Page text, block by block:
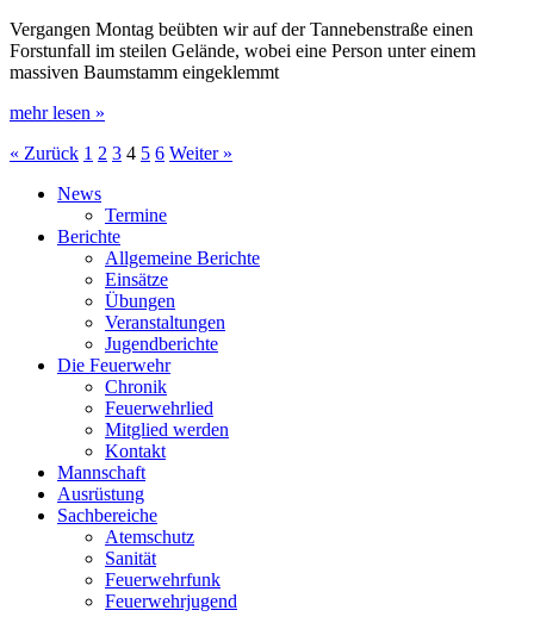
Vergangen Montag beübten wir auf der Tannebenstraße einen
Forstunfall im steilen Gelände, wobei eine Person unter einem
massiven Baumstamm eingeklemmt
mehr lesen »
« Zurück 1 2 3 4 5 6 Weiter »
News
Termine
Berichte
Allgemeine Berichte
Einsätze
Übungen
Veranstaltungen
Jugendberichte
Die Feuerwehr
Chronik
Feuerwehrlied
Mitglied werden
Kontakt
Mannschaft
Ausrüstung
Sachbereiche
Atemschutz
Sanität
Feuerwehrfunk
Feuerwehrjugend